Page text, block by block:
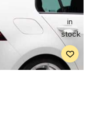
1 left
in
stock